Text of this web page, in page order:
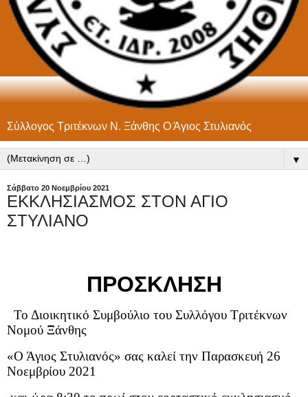
Σύλλογος Τριτέκνων Ν. Ξάνθης Ο Άγιος Στυλιανός
▼
Σάββατο 20 Νοεμβρίου 2021
ΕΚΚΛΗΣΙΑΣΜΟΣ ΣΤΟΝ ΑΓΙΟ
ΣΤΥΛΙΑΝΟ
ΠΡΟΣΚΛΗΣΗ
Το Διοικητικό Συμβούλιο του Συλλόγου Τριτέκνων
Νομού Ξάνθης
«Ο Άγιος Στυλιανός» σας καλεί την Παρασκευή 26
Νοεμβρίου 2021